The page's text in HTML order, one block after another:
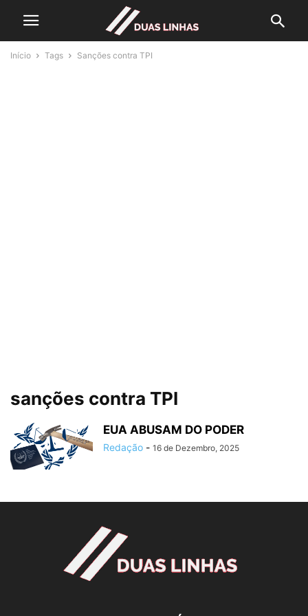
Início Tags Sanções contra TPI
sanções contra TPI
EUA ABUSAM DO PODER
Redação - 16 de Dezembro, 2025